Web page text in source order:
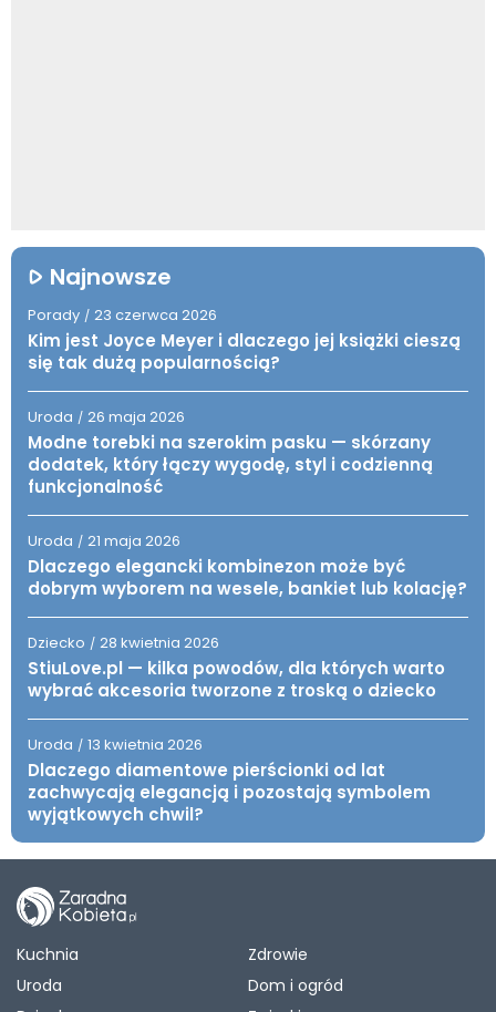
Najnowsze
Porady / 23 czerwca 2026
Kim jest Joyce Meyer i dlaczego jej książki cieszą
się tak dużą popularnością?
Uroda / 26 maja 2026
Modne torebki na szerokim pasku — skórzany
dodatek, który łączy wygodę, styl i codzienną
funkcjonalność
Uroda / 21 maja 2026
Dlaczego elegancki kombinezon może być
dobrym wyborem na wesele, bankiet lub kolację?
Dziecko / 28 kwietnia 2026
StiuLove.pl — kilka powodów, dla których warto
wybrać akcesoria tworzone z troską o dziecko
Uroda / 13 kwietnia 2026
Dlaczego diamentowe pierścionki od lat
zachwycają elegancją i pozostają symbolem
wyjątkowych chwil?
Kuchnia
Zdrowie
Uroda
Dom i ogród